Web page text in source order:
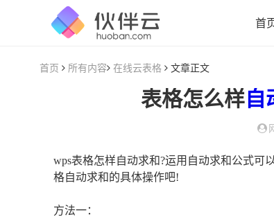
首
首页 所有内容 在线云表格 文章正文
表格怎么样自
wps表格怎样自动求和?运用自动求和公式可
格自动求和的具体操作吧!
方法一：